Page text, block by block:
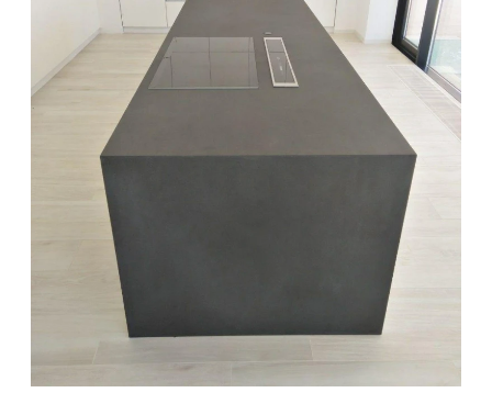
Подтвердите, что вы не робот
ОТПРАВИТЬ ПРОЕКТ
Подтвердите, что вы не робот